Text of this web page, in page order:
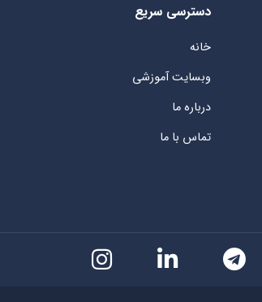
دسترسی سریع
خانه
وبسایت آموزشی
درباره ما
تماس با ما